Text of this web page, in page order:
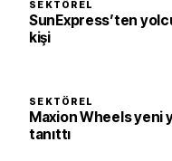
SEKTÖREL
SunExpress’ten
kişi
SEKTÖREL
Maxion Wheels yeni
tanıttı